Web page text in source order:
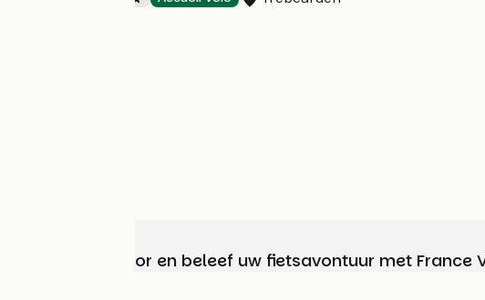
Kies, bereid voor en beleef uw fietsavontuur met France